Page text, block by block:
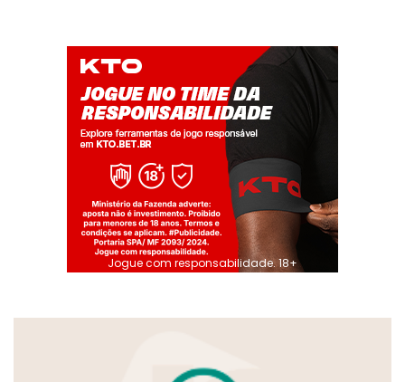
Jogue com responsabilidade. 18+